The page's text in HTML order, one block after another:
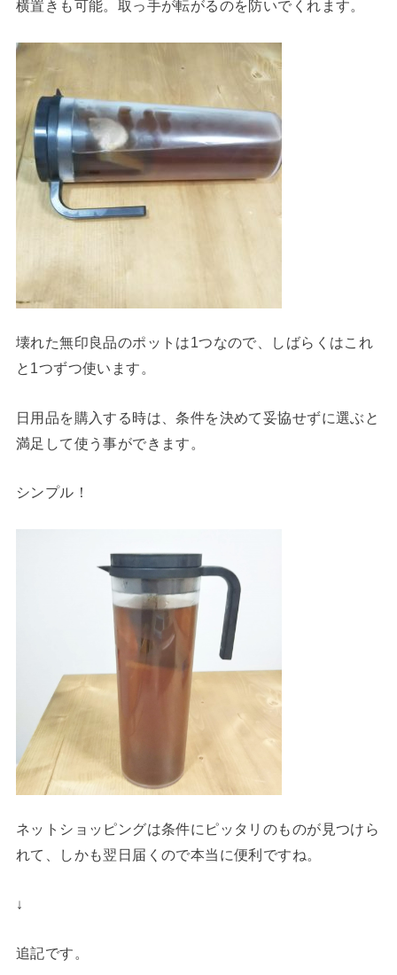
横置きも可能。取っ手が転がるのを防いでくれます。
壊れた無印良品のポットは1つなので、しばらくはこれ
と1つずつ使います。
日用品を購入する時は、条件を決めて妥協せずに選ぶと
満足して使う事ができます。
シンプル！
ネットショッピングは条件にピッタリのものが見つけら
れて、しかも翌日届くので本当に便利ですね。
↓
追記です。